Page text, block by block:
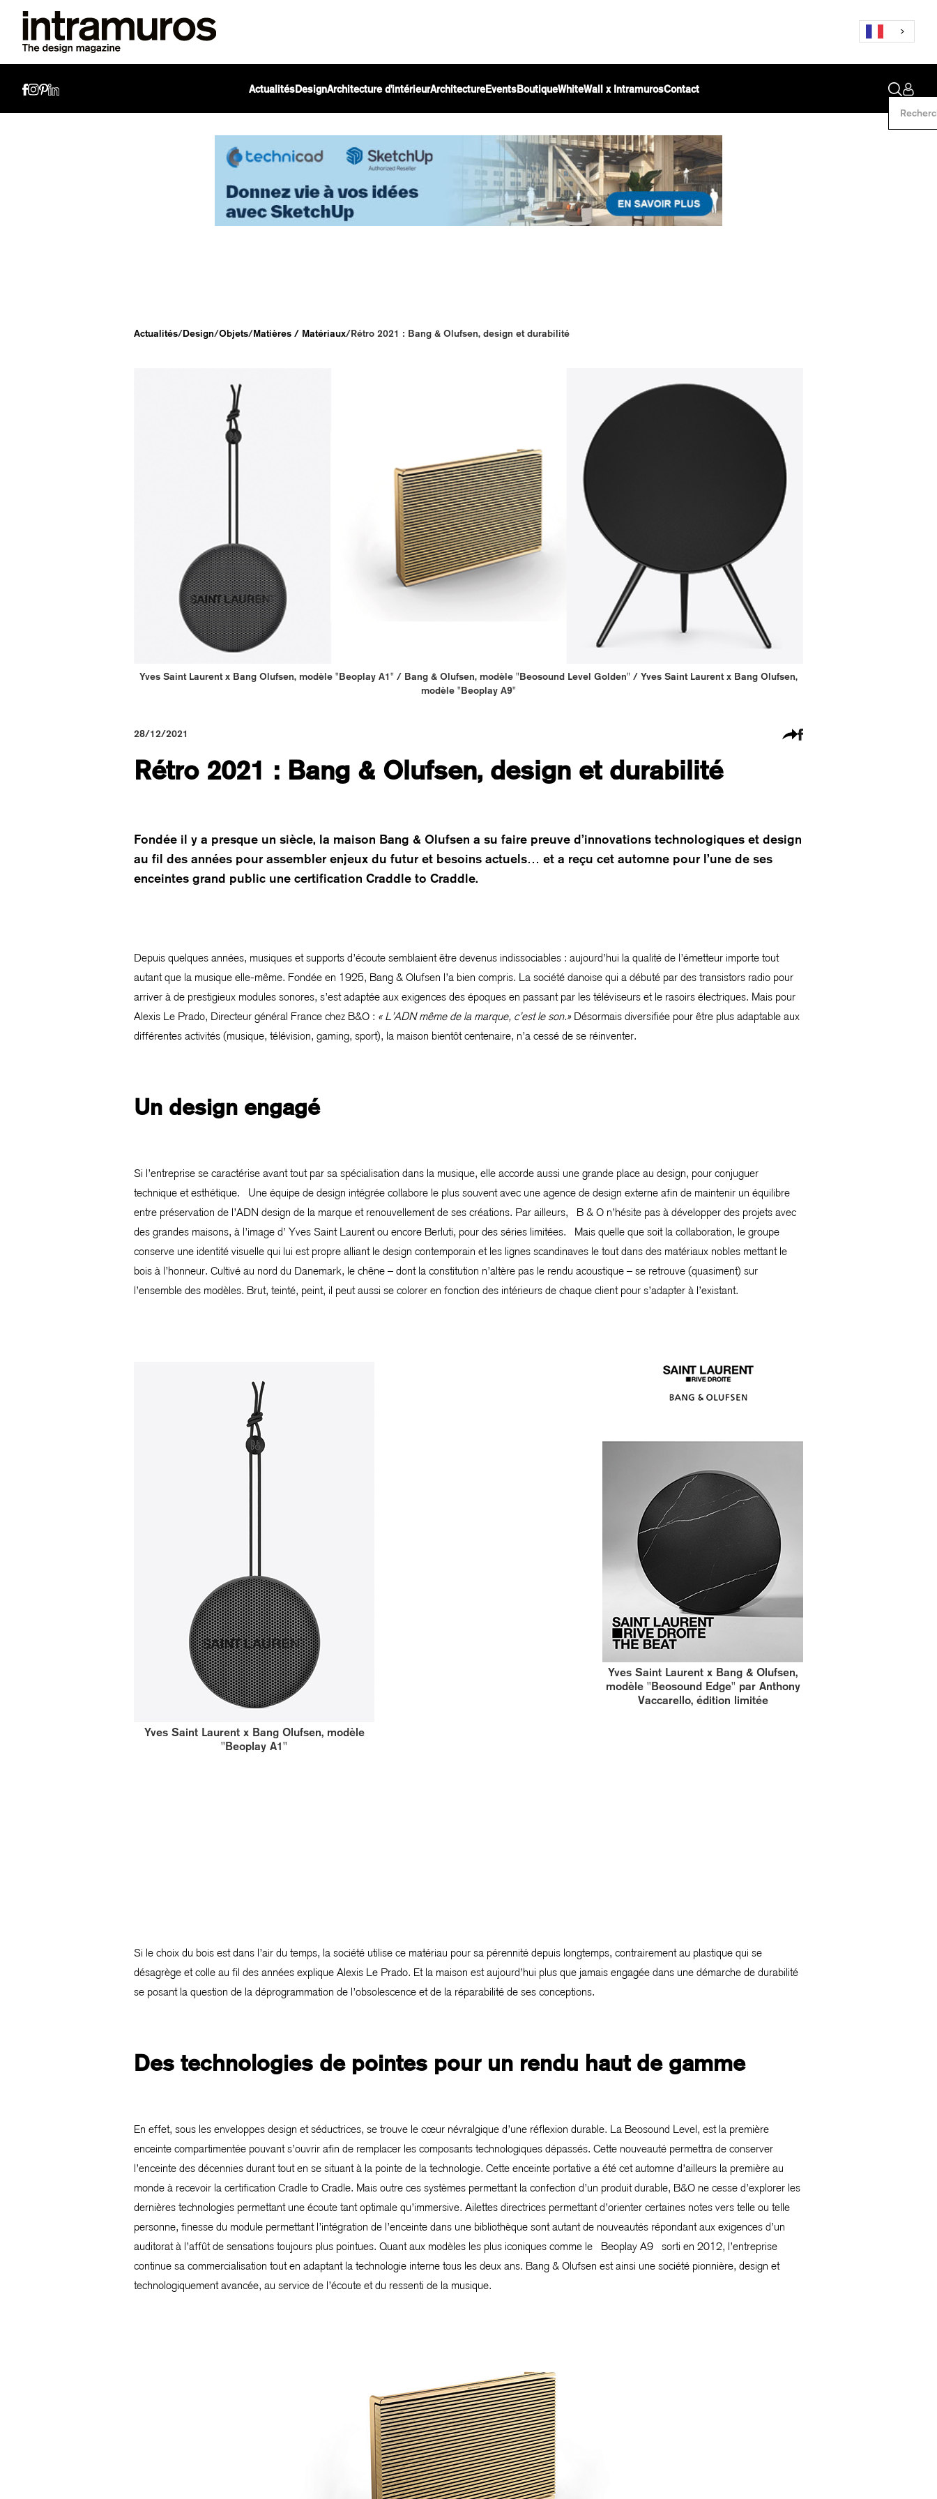
ActualitésDesignArchitecture d'intérieurArchitectureEventsBoutiqueWhiteWall x IntramurosContact
Actualités/Design/Objets/Matières / Matériaux/Rétro 2021 : Bang & Olufsen, design et durabilité
Yves Saint Laurent x Bang Olufsen, modèle "Beoplay A1" / Bang & Olufsen, modèle "Beosound Level Golden" / Yves Saint Laurent x Bang Olufsen,
modèle "Beoplay A9"
28/12/2021
Rétro 2021 : Bang & Olufsen, design et durabilité
Fondée il y a presque un siècle, la maison Bang & Olufsen a su faire preuve d’innovations technologiques et design
au fil des années pour assembler enjeux du futur et besoins actuels… et a reçu cet automne pour l’une de ses
enceintes grand public une certification Craddle to Craddle.
Depuis quelques années, musiques et supports d’écoute semblaient être devenus indissociables : aujourd’hui la qualité de l’émetteur importe tout
autant que la musique elle-même. Fondée en 1925, Bang & Olufsen l’a bien compris. La société danoise qui a débuté par des transistors radio pour
arriver à de prestigieux modules sonores, s’est adaptée aux exigences des époques en passant par les téléviseurs et le rasoirs électriques. Mais pour
Alexis Le Prado, Directeur général France chez B&O : « L’ADN même de la marque, c’est le son.» Désormais diversifiée pour être plus adaptable aux
différentes activités (musique, télévision, gaming, sport), la maison bientôt centenaire, n’a cessé de se réinventer.
Un design engagé
Si l’entreprise se caractérise avant tout par sa spécialisation dans la musique, elle accorde aussi une grande place au design, pour conjuguer
technique et esthétique. Une équipe de design intégrée collabore le plus souvent avec une agence de design externe afin de maintenir un équilibre
entre préservation de l’ADN design de la marque et renouvellement de ses créations. Par ailleurs, B & O n’hésite pas à développer des projets avec
des grandes maisons, à l’image d’ Yves Saint Laurent ou encore Berluti, pour des séries limitées. Mais quelle que soit la collaboration, le groupe
conserve une identité visuelle qui lui est propre alliant le design contemporain et les lignes scandinaves le tout dans des matériaux nobles mettant le
bois à l’honneur. Cultivé au nord du Danemark, le chêne – dont la constitution n’altère pas le rendu acoustique – se retrouve (quasiment) sur
l’ensemble des modèles. Brut, teinté, peint, il peut aussi se colorer en fonction des intérieurs de chaque client pour s’adapter à l’existant.
Yves Saint Laurent x Bang Olufsen, modèle
''Beoplay A1''
Yves Saint Laurent x Bang & Olufsen,
modèle ''Beosound Edge'' par Anthony
Vaccarello, édition limitée
Si le choix du bois est dans l’air du temps, la société utilise ce matériau pour sa pérennité depuis longtemps, contrairement au plastique qui se
désagrège et colle au fil des années explique Alexis Le Prado. Et la maison est aujourd’hui plus que jamais engagée dans une démarche de durabilité
se posant la question de la déprogrammation de l’obsolescence et de la réparabilité de ses conceptions.
Des technologies de pointes pour un rendu haut de gamme
En effet, sous les enveloppes design et séductrices, se trouve le cœur névralgique d’une réflexion durable. La Beosound Level, est la première
enceinte compartimentée pouvant s’ouvrir afin de remplacer les composants technologiques dépassés. Cette nouveauté permettra de conserver
l’enceinte des décennies durant tout en se situant à la pointe de la technologie. Cette enceinte portative a été cet automne d’ailleurs la première au
monde à recevoir la certification Cradle to Cradle. Mais outre ces systèmes permettant la confection d’un produit durable, B&O ne cesse d’explorer les
dernières technologies permettant une écoute tant optimale qu’immersive. Ailettes directrices permettant d’orienter certaines notes vers telle ou telle
personne, finesse du module permettant l’intégration de l’enceinte dans une bibliothèque sont autant de nouveautés répondant aux exigences d’un
auditorat à l’affût de sensations toujours plus pointues. Quant aux modèles les plus iconiques comme le Beoplay A9 sorti en 2012, l’entreprise
continue sa commercialisation tout en adaptant la technologie interne tous les deux ans. Bang & Olufsen est ainsi une société pionnière, design et
technologiquement avancée, au service de l’écoute et du ressenti de la musique.